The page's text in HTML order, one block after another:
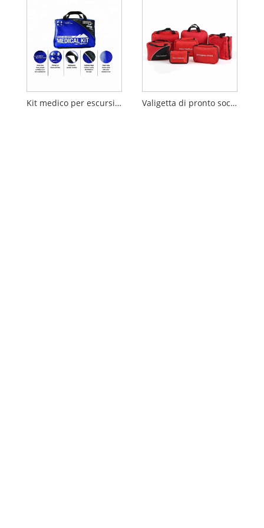
Kit medico per escursionisti della serie Mountain Valigetta di pronto soccorso medico portatile